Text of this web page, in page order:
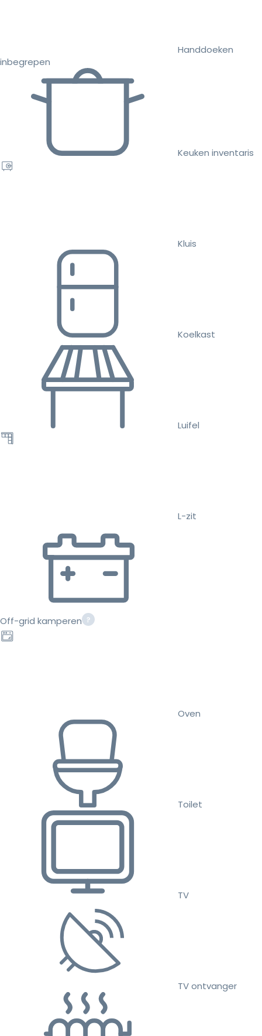
Handdoeken
inbegrepen
Keuken inventaris
Kluis
Koelkast
Luifel
L-zit
Off-grid kamperen
Oven
Toilet
TV
TV ontvanger